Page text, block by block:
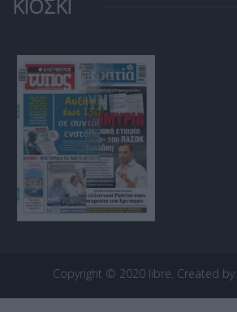
ΚΙΟΣΚΙ
Copyright © 2020 libre. Created by: